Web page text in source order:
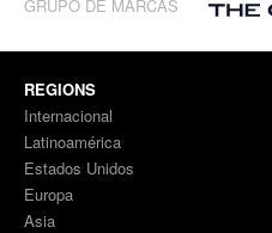
GRUPO DE MARCAS
REGIONS
Internacional
Latinoamérica
Estados Unidos
Europa
Asia